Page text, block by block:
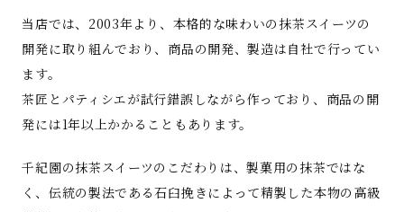
当店では、2003年より、本格的な味わいの抹茶スイーツの
開発に取り組んでおり、商品の開発、製造は自社で行ってい
ます。
茶匠とパティシエが試行錯誤しながら作っており、商品の開
発には1年以上かかることもあります。
千紀園の抹茶スイーツのこだわりは、製菓用の抹茶ではな
く、伝統の製法である石臼挽きによって精製した本物の高級